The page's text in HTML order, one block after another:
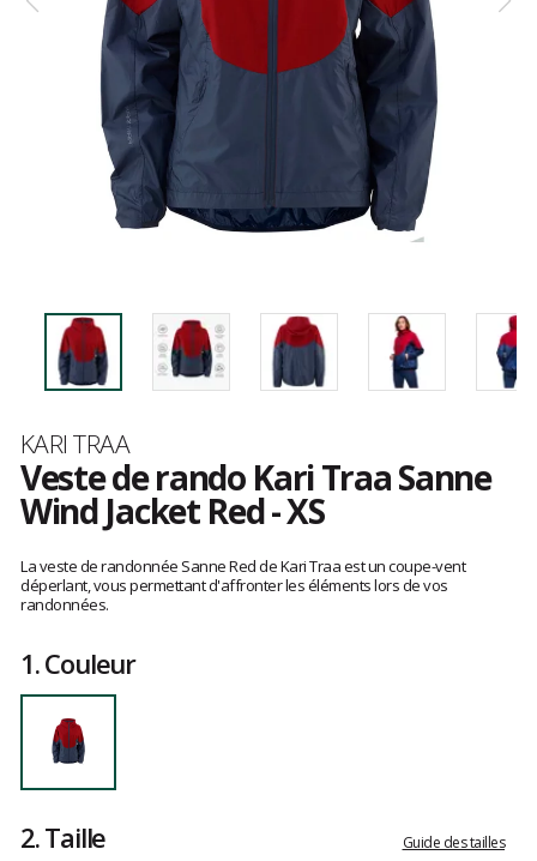
Marque
KARI TRAA
Veste de rando Kari Traa Sanne
Wind Jacket Red - XS
RED-
XS
XS
avis
clients
La veste de randonnée Sanne Red de Kari Traa est un coupe-vent
déperlant, vous permettant d'affronter les éléments lors de vos
randonnées.
1.Couleur
2.Taille Guide des tailles